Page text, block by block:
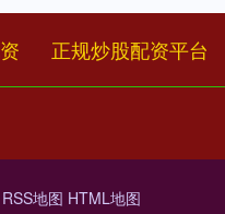
正规炒股配资平台
RSS地图 HTML地图